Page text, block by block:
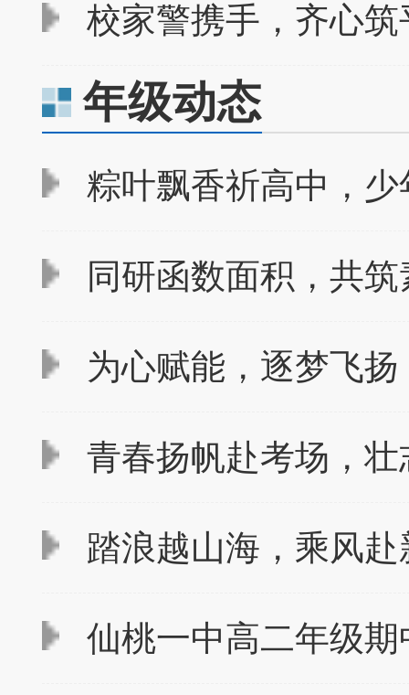
校家警携手，齐心筑
年级动态
粽叶飘香祈高中，少
同研函数面积，共筑
为心赋能，逐梦飞扬
青春扬帆赴考场，壮
踏浪越山海，乘风赴
仙桃一中高二年级期